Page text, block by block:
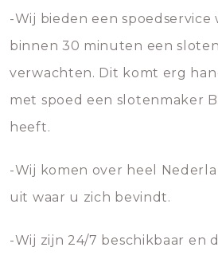
-Wij bieden een spoedservice
binnen 30 minuten een
verwachten. Dit komt erg
met spoed een slotenmaker
heeft.
-Wij komen over heel
uit waar u zich bevindt.
-Wij zijn 24/7 beschikbaar en